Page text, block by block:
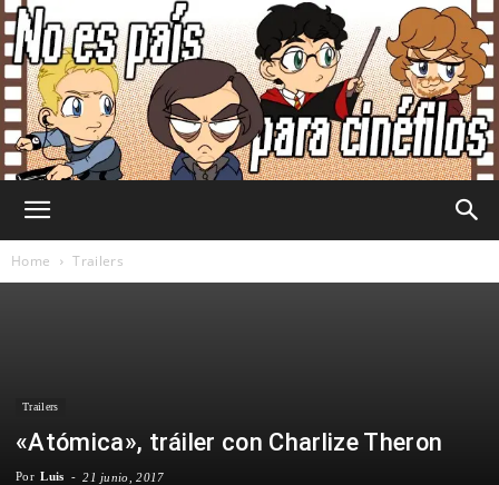
Home Trailers
Trailers
«Atómica», tráiler con Charlize Theron
Por Luis - 21 junio, 2017